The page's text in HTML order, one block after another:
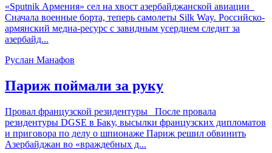
«Sputnik Армения» сел на хвост азербайджанской авиации
Сначала военные борта, теперь самолеты Silk Way. Российско-
армянский медиа-ресурс с завидным усердием следит за
азербайд...
Руслан Манафов
Париж поймали за руку
Провал французской резидентуры После провала
резидентуры DGSE в Баку, высылки французских дипломатов
и приговора по делу о шпионаже Париж решил обвинить
Азербайджан во «враждебных д...